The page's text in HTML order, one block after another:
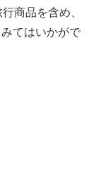
商品を含め、
てはいかがで